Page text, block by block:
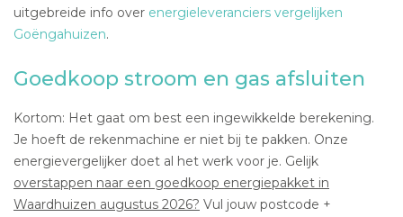
uitgebreide info over energieleveranciers vergelijken
Goëngahuizen.
Goedkoop stroom en gas afsluiten
Kortom: Het gaat om best een ingewikkelde berekening.
Je hoeft de rekenmachine er niet bij te pakken. Onze
energievergelijker doet al het werk voor je. Gelijk
overstappen naar een goedkoop energiepakket in
Waardhuizen augustus 2026? Vul jouw postcode +